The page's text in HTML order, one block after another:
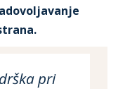
pri